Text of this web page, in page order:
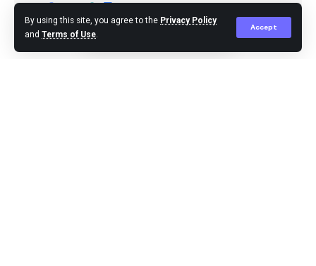
By using this site, you agree to the Privacy Policy
and Terms of Use.
Accept
Agus Leo